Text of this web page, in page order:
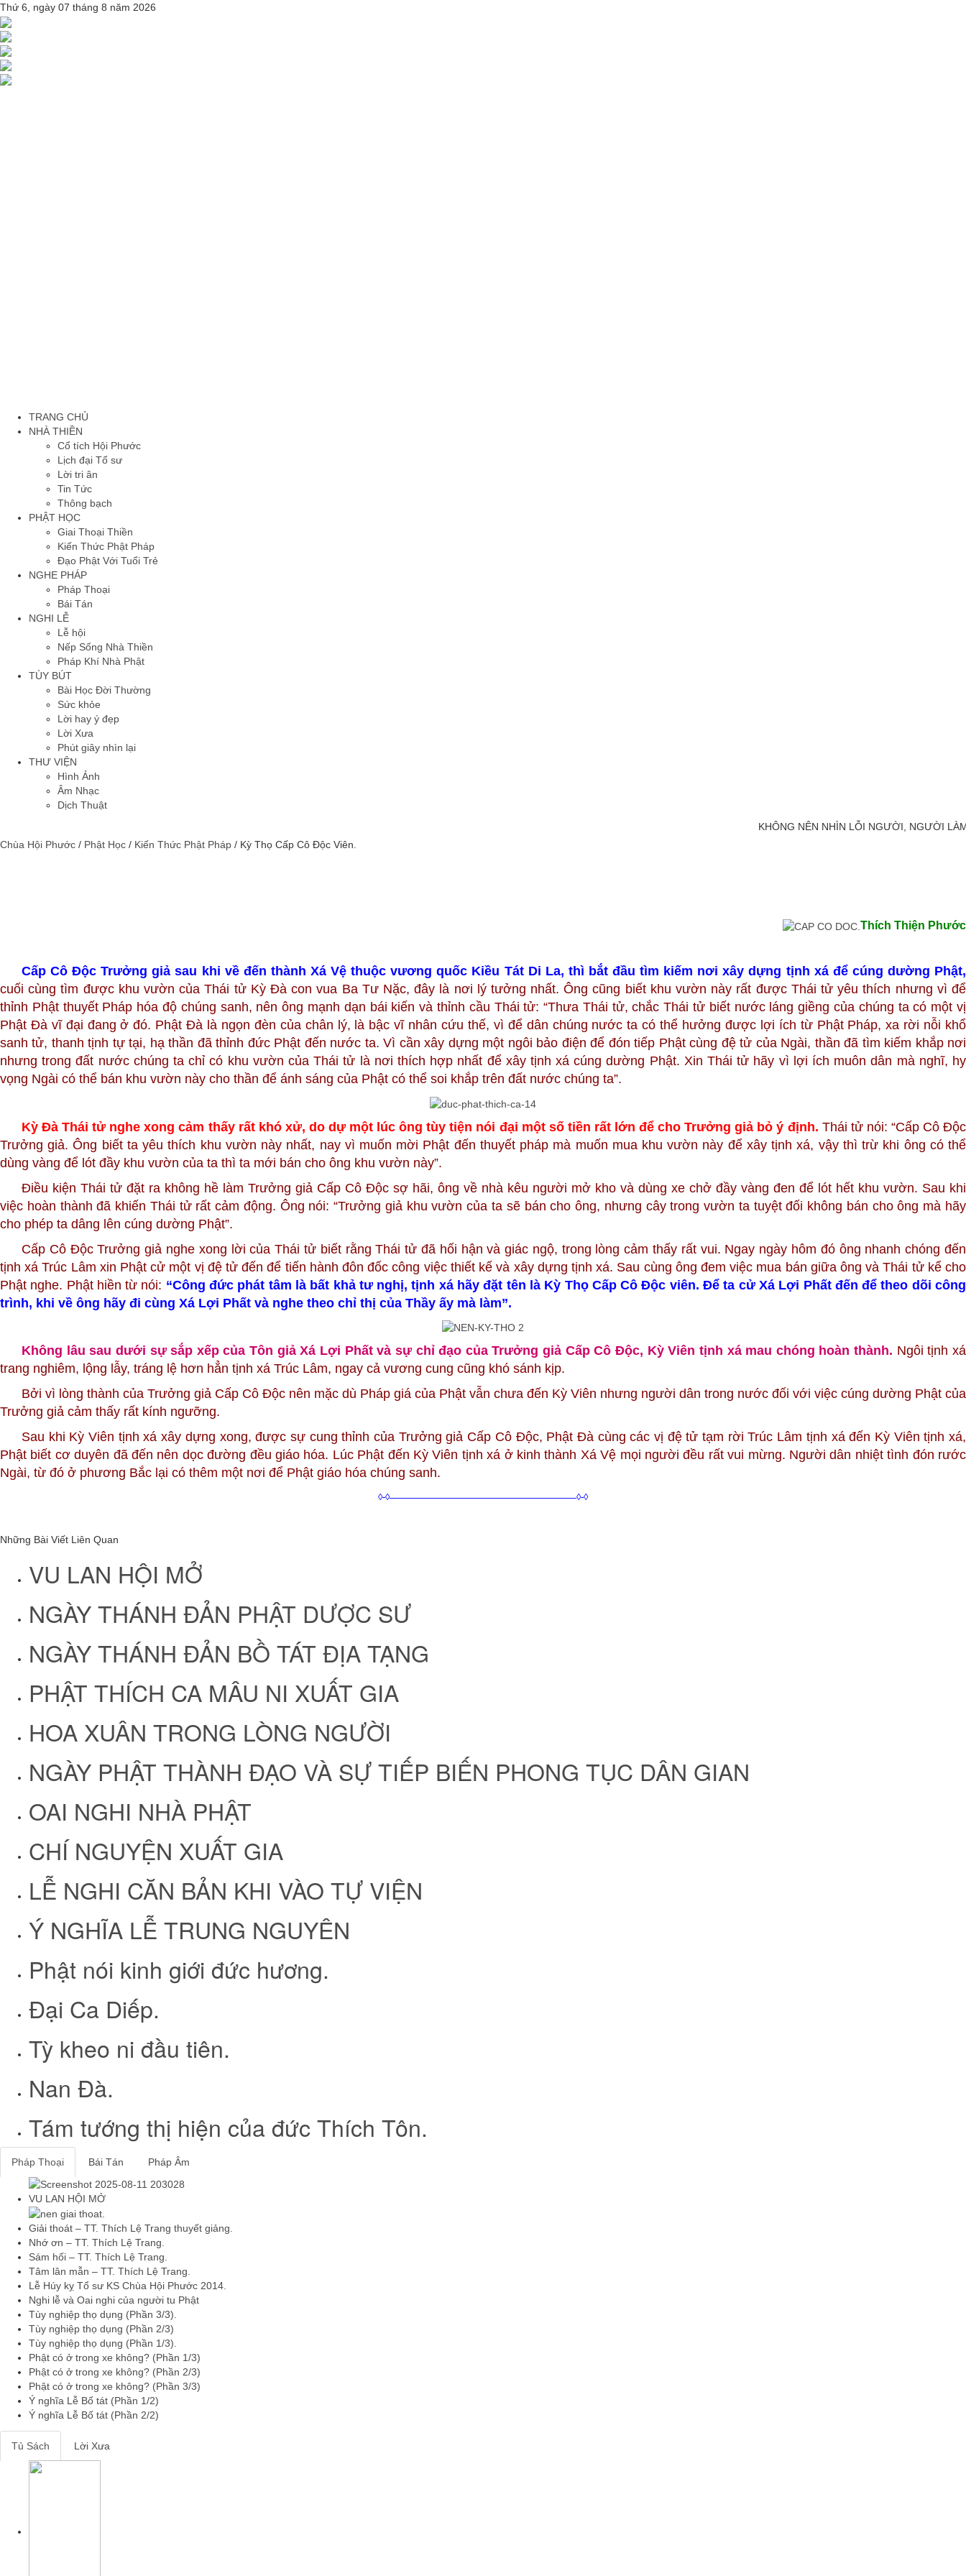
Thứ 6, ngày 07 tháng 8 năm 2026
TRANG CHỦ
NHÀ THIỀN
Cổ tích Hội Phước
Lịch đại Tổ sư
Lời tri ân
Tin Tức
Thông bạch
PHẬT HỌC
Giai Thoại Thiền
Kiến Thức Phật Pháp
Đạo Phật Với Tuổi Trẻ
NGHE PHÁP
Pháp Thoại
Bái Tán
NGHI LỄ
Lễ hội
Nếp Sống Nhà Thiền
Pháp Khí Nhà Phật
TÙY BÚT
Bài Học Đời Thường
Sức khỏe
Lời hay ý đẹp
Lời Xưa
Phút giây nhìn lại
THƯ VIỆN
Hình Ảnh
Âm Nhạc
Dịch Thuật
KHÔNG NÊN NHÌN LỖI NGƯỜI, NGƯỜI
Chùa Hội Phước / Phật Học / Kiến Thức Phật Pháp / Kỳ Thọ Cấp Cô Độc Viên.
Thích Thiện Phước
Cấp Cô Độc Trưởng giả sau khi về đến thành Xá Vệ thuộc vương quốc Kiều Tát Di La, thì bắt đầu tìm kiếm nơi xây dựng tịnh xá để cúng dường Phật,
cuối cùng tìm được khu vườn của Thái tử Kỳ Đà con vua Ba Tư Nặc, đây là nơi lý tưởng nhất. Ông cũng biết khu vườn này rất được Thái tử yêu thích nhưng vì để
thỉnh Phật thuyết Pháp hóa độ chúng sanh, nên ông mạnh dạn bái kiến và thỉnh cầu Thái tử: “Thưa Thái tử, chắc Thái tử biết nước láng giềng của chúng ta có một vị
Phật Đà vĩ đại đang ở đó. Phật Đà là ngọn đèn của chân lý, là bậc vĩ nhân cứu thế, vì để dân chúng nước ta có thể hưởng được lợi ích từ Phật Pháp, xa rời nỗi khổ
sanh tử, thanh tịnh tự tại, hạ thần đã thỉnh đức Phật đến nước ta. Vì cần xây dựng một ngôi bảo điện để đón tiếp Phật cùng đệ tử của Ngài, thần đã tìm kiếm khắp nơi
nhưng trong đất nước chúng ta chỉ có khu vườn của Thái tử là nơi thích hợp nhất để xây tịnh xá cúng dường Phật. Xin Thái tử hãy vì lợi ích muôn dân mà nghĩ, hy
vọng Ngài có thể bán khu vườn này cho thần để ánh sáng của Phật có thể soi khắp trên đất nước chúng ta”.
Kỳ Đà Thái tử nghe xong cảm thấy rất khó xử, do dự một lúc ông tùy tiện nói đại một số tiền rất lớn để cho Trưởng giả bỏ ý định. Thái tử nói: “Cấp Cô Độc
Trưởng giả. Ông biết ta yêu thích khu vườn này nhất, nay vì muốn mời Phật đến thuyết pháp mà muốn mua khu vườn này để xây tịnh xá, vậy thì trừ khi ông có thể
dùng vàng để lót đầy khu vườn của ta thì ta mới bán cho ông khu vườn này”.
Điều kiện Thái tử đặt ra không hề làm Trưởng giả Cấp Cô Độc sợ hãi, ông về nhà kêu người mở kho và dùng xe chở đầy vàng đen để lót hết khu vườn. Sau khi
việc hoàn thành đã khiến Thái tử rất cảm động. Ông nói: “Trưởng giả khu vườn của ta sẽ bán cho ông, nhưng cây trong vườn ta tuyệt đối không bán cho ông mà hãy
cho phép ta dâng lên cúng dường Phật”.
Cấp Cô Độc Trưởng giả nghe xong lời của Thái tử biết rằng Thái tử đã hối hận và giác ngộ, trong lòng cảm thấy rất vui. Ngay ngày hôm đó ông nhanh chóng đến
tịnh xá Trúc Lâm xin Phật cử một vị đệ tử đến để tiến hành đôn đốc công việc thiết kế và xây dựng tịnh xá. Sau cùng ông đem việc mua bán giữa ông và Thái tử kể cho
Phật nghe. Phật hiền từ nói: “Công đức phát tâm là bất khả tư nghị, tịnh xá hãy đặt tên là Kỳ Thọ Cấp Cô Độc viên. Để ta cử Xá Lợi Phất đến để theo dõi công
trình, khi về ông hãy đi cùng Xá Lợi Phất và nghe theo chỉ thị của Thầy ấy mà làm”.
Không lâu sau dưới sự sắp xếp của Tôn giả Xá Lợi Phất và sự chỉ đạo của Trưởng giả Cấp Cô Độc, Kỳ Viên tịnh xá mau chóng hoàn thành. Ngôi tịnh xá
trang nghiêm, lộng lẫy, tráng lệ hơn hẳn tịnh xá Trúc Lâm, ngay cả vương cung cũng khó sánh kịp.
Bởi vì lòng thành của Trưởng giả Cấp Cô Độc nên mặc dù Pháp giá của Phật vẫn chưa đến Kỳ Viên nhưng người dân trong nước đối với việc cúng dường Phật của
Trưởng giả cảm thấy rất kính ngưỡng.
Sau khi Kỳ Viên tịnh xá xây dựng xong, được sự cung thỉnh của Trưởng giả Cấp Cô Độc, Phật Đà cùng các vị đệ tử tạm rời Trúc Lâm tịnh xá đến Kỳ Viên tịnh xá,
Phật biết cơ duyên đã đến nên dọc đường đều giáo hóa. Lúc Phật đến Kỳ Viên tịnh xá ở kinh thành Xá Vệ mọi người đều rất vui mừng. Người dân nhiệt tình đón rước
Ngài, từ đó ở phương Bắc lại có thêm một nơi để Phật giáo hóa chúng sanh.
◊-◊————————————————————◊-◊
Những Bài Viết Liên Quan
VU LAN HỘI MỞ
NGÀY THÁNH ĐẢN PHẬT DƯỢC SƯ
NGÀY THÁNH ĐẢN BỒ TÁT ĐỊA TẠNG
PHẬT THÍCH CA MÂU NI XUẤT GIA
HOA XUÂN TRONG LÒNG NGƯỜI
NGÀY PHẬT THÀNH ĐẠO VÀ SỰ TIẾP BIẾN PHONG TỤC DÂN GIAN
OAI NGHI NHÀ PHẬT
CHÍ NGUYỆN XUẤT GIA
LỄ NGHI CĂN BẢN KHI VÀO TỰ VIỆN
Ý NGHĨA LỄ TRUNG NGUYÊN
Phật nói kinh giới đức hương.
Đại Ca Diếp.
Tỳ kheo ni đầu tiên.
Nan Đà.
Tám tướng thị hiện của đức Thích Tôn.
Pháp Thoại Bái Tán Pháp Âm
VU LAN HỘI MỞ
Giải thoát – TT. Thích Lệ Trang thuyết giảng.
Nhớ ơn – TT. Thích Lệ Trang.
Sám hối – TT. Thích Lệ Trang.
Tâm lân mẫn – TT. Thích Lệ Trang.
Lễ Húy kỵ Tổ sư KS Chùa Hội Phước 2014.
Nghi lễ và Oai nghi của người tu Phật
Tùy nghiệp thọ dụng (Phần 3/3).
Tùy nghiệp thọ dụng (Phần 2/3)
Tùy nghiệp thọ dụng (Phần 1/3).
Phật có ở trong xe không? (Phần 1/3)
Phật có ở trong xe không? (Phần 2/3)
Phật có ở trong xe không? (Phần 3/3)
Ý nghĩa Lễ Bố tát (Phần 1/2)
Ý nghĩa Lễ Bố tát (Phần 2/2)
Tủ Sách Lời Xưa